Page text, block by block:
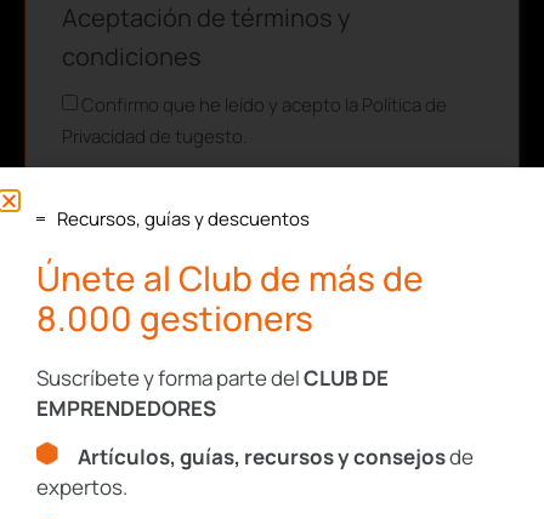
Aceptación de términos y
condiciones
Confirmo que he leído y acepto la Política de
Privacidad de tugesto.
yAviso Legal.
Privacidady los Términos de Serviciode Google.
SUSCRIBIRME
Recursos, guías y descuentos
Únete al Club de más de
8.000 gestioners
Suscríbete y forma parte delCLUB DE
EMPRENDEDORES
Artículos, guías, recursos y consejosde
expertos.